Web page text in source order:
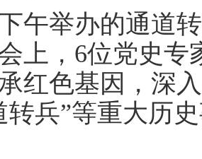
午举办的通道
上，6位党史专
红色基因，深
转兵”等重大历